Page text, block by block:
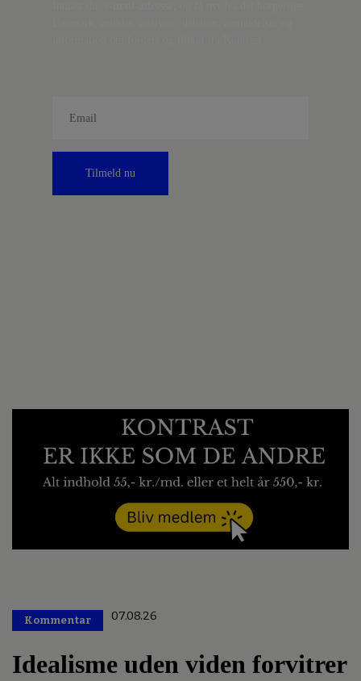
Tilmeld nu
Kommentar 07.08.26
Idealisme uden viden forvitrer